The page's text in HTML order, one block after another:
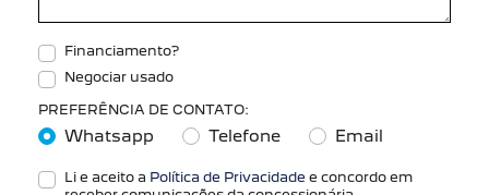
Financiamento?
Negociar usado
PREFERÊNCIA DE CONTATO:
Whatsapp Telefone Email
Li e aceito a Política de Privacidade e concordo em